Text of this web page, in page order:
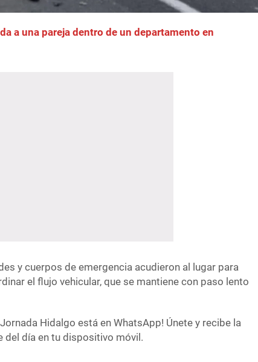
a una pareja dentro de un departamento en
y cuerpos de emergencia acudieron al lugar para
el flujo vehicular, que se mantiene con paso lento
Jornada Hidalgo está en WhatsApp! Únete y recibe la
del día en tu dispositivo móvil.